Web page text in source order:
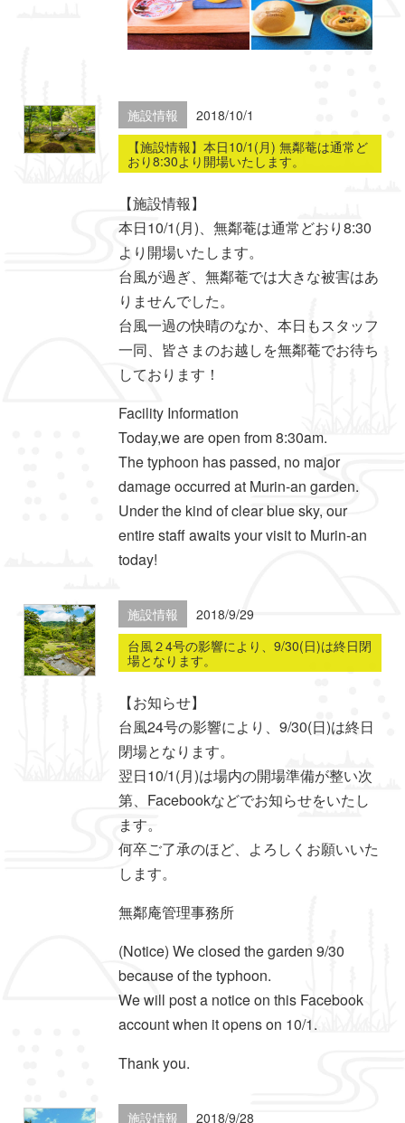
施設情報
2018/10/1
【施設情報】本日10/1(月) 無鄰菴は通常ど
おり8:30より開場いたします。
【施設情報】
本日10/1(月)、無鄰菴は通常どおり8:30
より開場いたします。
台風が過ぎ、無鄰菴では大きな被害はあ
りませんでした。
台風一過の快晴のなか、本日もスタッフ
一同、皆さまのお越しを無鄰菴でお待ち
しております！
Facility Information
Today,we are open from 8:30am.
The typhoon has passed, no major
damage occurred at Murin-an garden.
Under the kind of clear blue sky, our
entire staff awaits your visit to Murin-an
today!
施設情報
2018/9/29
台風２4号の影響により、9/30(日)は終日閉
場となります。
【お知らせ】
台風24号の影響により、9/30(日)は終日
閉場となります。
翌日10/1(月)は場内の開場準備が整い次
第、Facebookなどでお知らせをいたし
ます。
何卒ご了承のほど、よろしくお願いいた
します。
無鄰庵管理事務所
(Notice) We closed the garden 9/30
because of the typhoon.
We will post a notice on this Facebook
account when it opens on 10/1.
Thank you.
施設情報 2018/9/28